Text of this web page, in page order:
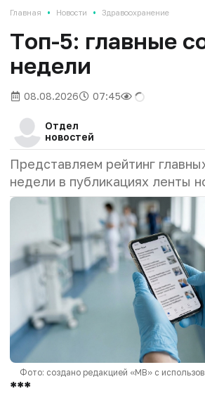
Главная • Новости • Здравоохранение
Tоп-5: главные
недели
08.08.2026 07:45
Отдел
новостей
Представляем рейтинг
недели в публикациях ленты
Фото: создано редакцией «МВ» с
***